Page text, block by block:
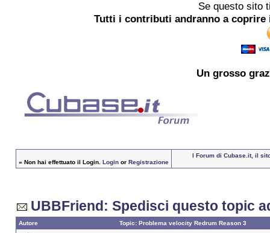
Se questo sito
Tutti i contributi andranno a
Un grosso
» Non hai effettuato il Login. Loginor Registrazione
I Forum di Cubase.it, il
UBBFriend: Spedisci questo topic
Autore Topic: Problema velocity Redrum Reason 3